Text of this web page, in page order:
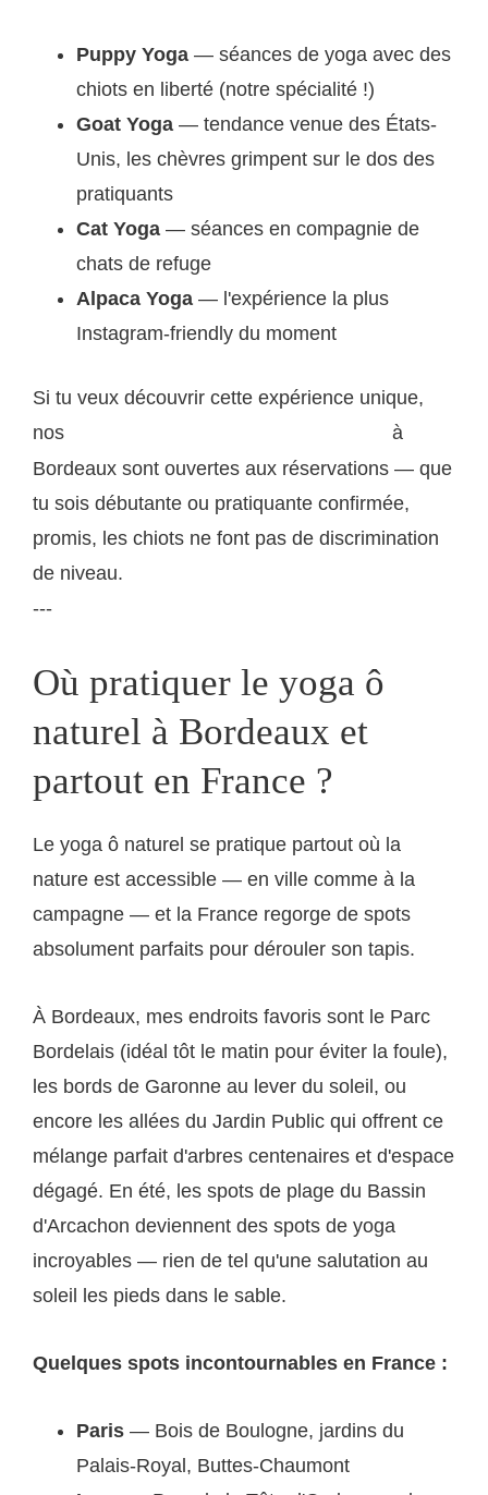
Puppy Yoga — séances de yoga avec des
chiots en liberté (notre spécialité !)
Goat Yoga — tendance venue des États-
Unis, les chèvres grimpent sur le dos des
pratiquants
Cat Yoga — séances en compagnie de
chats de refuge
Alpaca Yoga — l'expérience la plus
Instagram-friendly du moment
Si tu veux découvrir cette expérience unique,
nos
à
Bordeaux sont ouvertes aux réservations — que
tu sois débutante ou pratiquante confirmée,
promis, les chiots ne font pas de discrimination
de niveau.
---
Où pratiquer le yoga ô
naturel à Bordeaux et
partout en France ?
Le yoga ô naturel se pratique partout où la
nature est accessible — en ville comme à la
campagne — et la France regorge de spots
absolument parfaits pour dérouler son tapis.
À Bordeaux, mes endroits favoris sont le Parc
Bordelais (idéal tôt le matin pour éviter la foule),
les bords de Garonne au lever du soleil, ou
encore les allées du Jardin Public qui offrent ce
mélange parfait d'arbres centenaires et d'espace
dégagé. En été, les spots de plage du Bassin
d'Arcachon deviennent des spots de yoga
incroyables — rien de tel qu'une salutation au
soleil les pieds dans le sable.
Quelques spots incontournables en France :
Paris — Bois de Boulogne, jardins du
Palais-Royal, Buttes-Chaumont